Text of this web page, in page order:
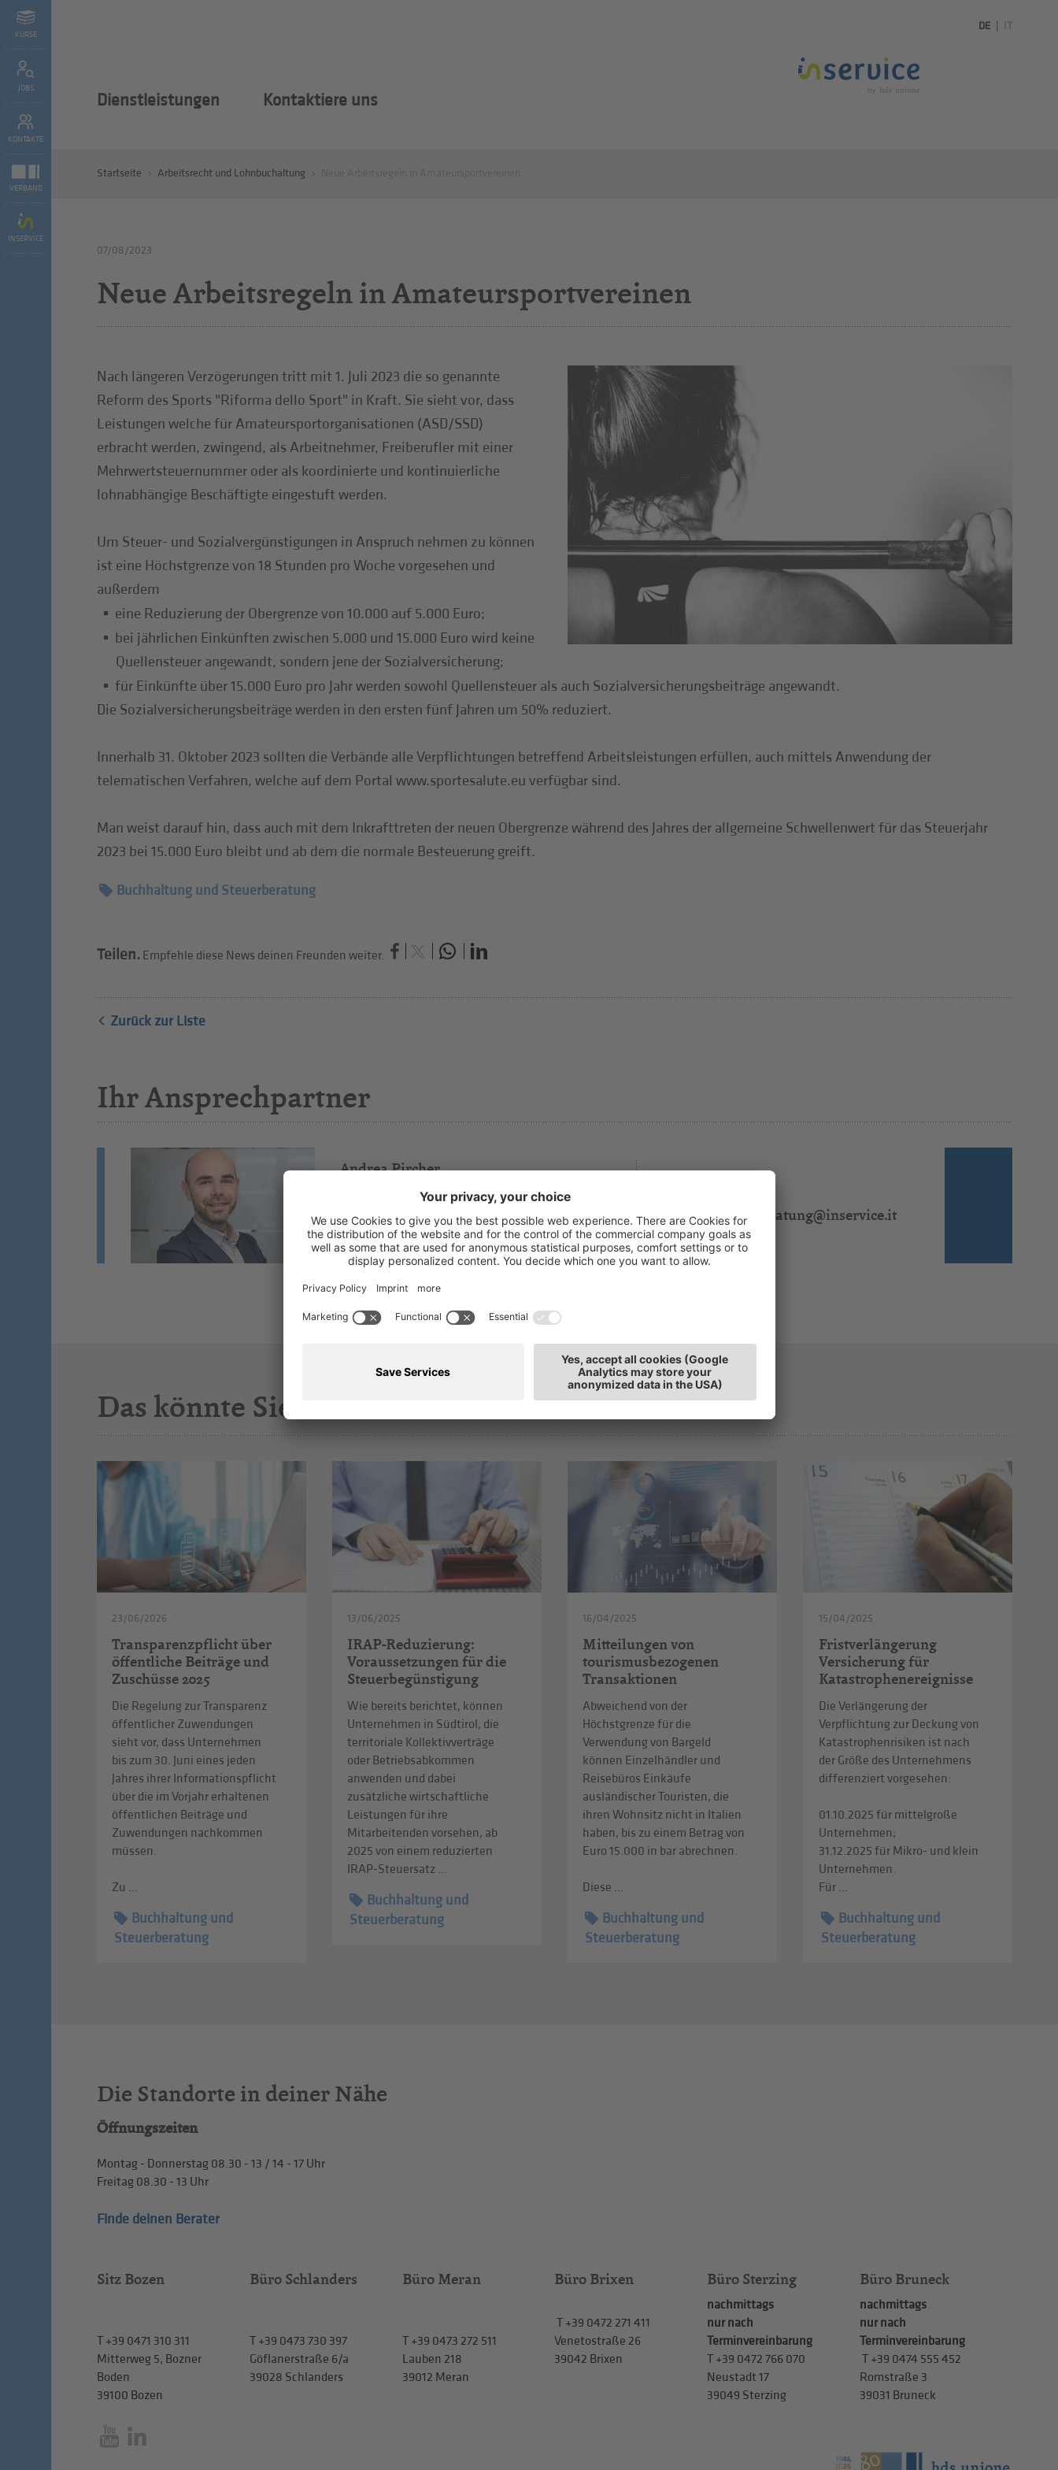
KURSE
JOBS
KONTAKTE
VERBAND
INSERVICE
DE IT
Dienstleistungen Kontaktiere uns
Startseite Arbeitsrecht und Lohnbuchaltung
07/08/2023
Neue Arbeitsregeln in Amateursportvereinen
Nach längeren Verzögerungen tritt mit 1. Juli 2023 die so genannte
Reform des Sports "Riforma dello Sport" in Kraft. Sie sieht vor, dass
Leistungen welche für Amateursportorganisationen (ASD/SSD)
erbracht werden, zwingend, als Arbeitnehmer, Freiberufler mit einer
Mehrwertsteuernummer oder als koordinierte und kontinuierliche
lohnabhängige Beschäftigte eingestuft werden.
Um Steuer- und Sozialvergünstigungen in Anspruch nehmen zu können
ist eine Höchstgrenze von 18 Stunden pro Woche vorgesehen und
außerdem
eine Reduzierung der Obergrenze von 10.000 auf 5.000 Euro;
bei jährlichen Einkünften zwischen 5.000 und 15.000 Euro wird keine
Quellensteuer angewandt, sondern jene der Sozialversicherung;
für Einkünfte über 15.000 Euro pro Jahr werden sowohl Quellensteuer als auch Sozialversicherungsbeiträge angewandt.
Die Sozialversicherungsbeiträge werden in den ersten fünf Jahren um 50% reduziert.
Innerhalb 31. Oktober 2023 sollten die Verbände alle Verpflichtungen betreffend Arbeitsleistungen erfüllen, auch mittels Anwendung der
telematischen Verfahren, welche auf dem Portal www.sportesalute.eu verfügbar sind.
Man weist darauf hin, dass auch mit dem Inkrafttreten der neuen Obergrenze während des Jahres der allgemeine Schwellenwert für das Steuerjahr
2023 bei 15.000 Euro bleibt und ab dem die normale Besteuerung greift.
Buchhaltung und Steuerberatung
Teilen. Empfehle diese News deinen Freunden weiter.
Zurück zur Liste
Ihr Ansprechpartner
Andrea Pircher
Wirtschafts-, Rechnungsprüfer und Steuerberater,
Stabstelle
Sitz: Bozen
E-Mail:steuerberatung@inservice.it
Das könnte Sie auch interessieren
23/06/2026
Transparenzpflicht über
öffentliche Beiträge und
Zuschüsse 2025
Die Regelung zur Transparenz
öffentlicher Zuwendungen
sieht vor, dass Unternehmen
bis zum 30. Juni eines jeden
Jahres ihrer Informationspflicht
über die im Vorjahr erhaltenen
öffentlichen Beiträge und
Zuwendungen nachkommen
müssen.
Zu ...
Buchhaltung und
Steuerberatung
13/06/2025
IRAP-Reduzierung:
Voraussetzungen für die
Steuerbegünstigung
Wie bereits berichtet, können
Unternehmen in Südtirol, die
territoriale Kollektivverträge
oder Betriebsabkommen
anwenden und dabei
zusätzliche wirtschaftliche
Leistungen für ihre
Mitarbeitenden vorsehen, ab
2025 von einem reduzierten
IRAP-Steuersatz ...
Buchhaltung und
Steuerberatung
16/04/2025
Mitteilungen von
tourismusbezogenen
Transaktionen
Abweichend von der
Höchstgrenze für die
Verwendung von Bargeld
können Einzelhändler und
Reisebüros Einkäufe
ausländischer Touristen, die
ihren Wohnsitz nicht in Italien
haben, bis zu einem Betrag von
Euro 15.000 in bar abrechnen.
Diese ...
Buchhaltung und
Steuerberatung
15/04/2025
Fristverlängerung
Versicherung für
Katastrophenereignisse
Die Verlängerung der
Verpflichtung zur Deckung von
Katastrophenrisiken ist nach
der Größe des Unternehmens
differenziert vorgesehen:
01.10.2025 für mittelgroße
Unternehmen;
31.12.2025 für Mikro- und klein
Unternehmen.
Für ...
Buchhaltung und
Steuerberatung
Die Standorte in deiner Nähe
Öffnungszeiten
Montag - Donnerstag 08.30 - 13 / 14 - 17 Uhr
Freitag 08.30 - 13 Uhr
Finde deinen Berater
Sitz Bozen
T+39 0471 310 311
Mitterweg 5, Bozner
Boden
39100 Bozen
Büro Schlanders
T+39 0473 730 397
Göflanerstraße 6/a
39028 Schlanders
Büro Meran
T+39 0473 272 511
Lauben 218
39012 Meran
Büro Brixen
T +39 0472 271 411
Venetostraße 26
39042 Brixen
Büro Sterzing
nachmittags
nur nach
Terminvereinbarung
T +39 0472 766 070
Neustadt 17
39049 Sterzing
Büro Bruneck
nachmittags
nur nach
Terminvereinbarung
T +39 0474 555 452
Romstraße 3
39031 Bruneck